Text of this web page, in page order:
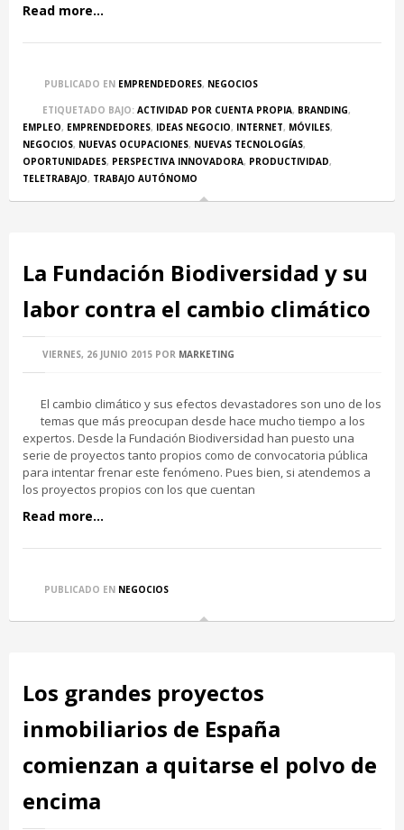
Read more...
PUBLICADO EN EMPRENDEDORES, NEGOCIOS
ETIQUETADO BAJO: ACTIVIDAD POR CUENTA PROPIA, BRANDING,
EMPLEO, EMPRENDEDORES, IDEAS NEGOCIO, INTERNET, MÓVILES,
NEGOCIOS, NUEVAS OCUPACIONES, NUEVAS TECNOLOGÍAS,
OPORTUNIDADES, PERSPECTIVA INNOVADORA, PRODUCTIVIDAD,
TELETRABAJO, TRABAJO AUTÓNOMO
La Fundación Biodiversidad y su
labor contra el cambio climático
VIERNES, 26 JUNIO 2015 POR MARKETING
El cambio climático y sus efectos devastadores son uno de los
temas que más preocupan desde hace mucho tiempo a los
expertos. Desde la Fundación Biodiversidad han puesto una
serie de proyectos tanto propios como de convocatoria pública
para intentar frenar este fenómeno. Pues bien, si atendemos a
los proyectos propios con los que cuentan
Read more...
PUBLICADO EN NEGOCIOS
Los grandes proyectos
inmobiliarios de España
comienzan a quitarse el polvo de
encima